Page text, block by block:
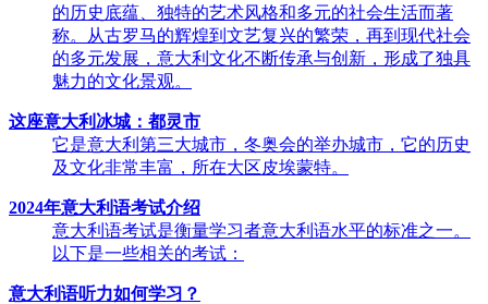
的历史底蕴、独特的艺术风格和多元的社会生活而著
称。从古罗马的辉煌到文艺复兴的繁荣，再到现代社会
的多元发展，意大利文化不断传承与创新，形成了独具
魅力的文化景观。
这座意大利冰城：都灵市
它是意大利第三大城市，冬奥会的举办城市，它的历史
及文化非常丰富，所在大区皮埃蒙特。
2024年意大利语考试介绍
意大利语考试是衡量学习者意大利语水平的标准之一。
以下是一些相关的考试：
意大利语听力如何学习？